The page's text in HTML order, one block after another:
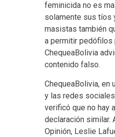
feminicida no es
solamente sus tíos
masistas también
a permitir pedófilos
ChequeaBolivia
contenido falso.
ChequeaBolivia, en
y las redes
verificó que no hay
declaración similar.
Opinión, Leslie